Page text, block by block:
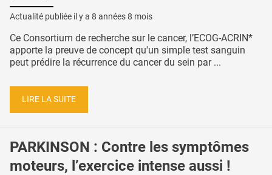
Actualité publiée il y a 8 années 8 mois
Ce Consortium de recherche sur le cancer, l’ECOG-ACRIN*
apporte la preuve de concept qu'un simple test sanguin
peut prédire la récurrence du cancer du sein par ...
LIRE LA SUITE
PARKINSON : Contre les symptômes
moteurs, l’exercice intense aussi !